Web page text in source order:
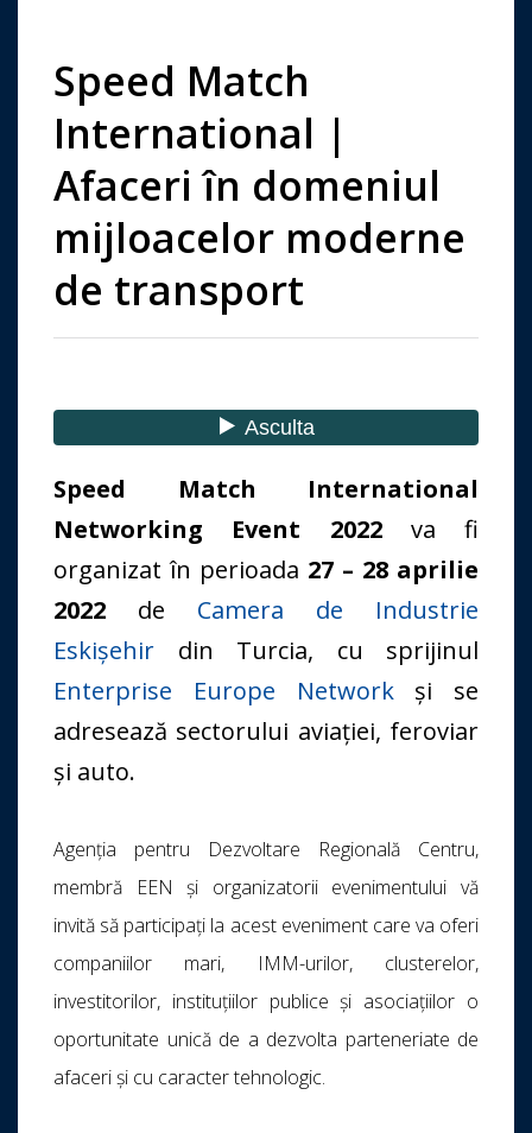
Speed Match
International |
Afaceri în domeniul
mijloacelor moderne
de transport
Speed ​​Match International
Networking Event 2022va fi
organizat în perioada 27 – 28 aprilie
2022 de Camera de Industrie
Eskişehir din Turcia, cu sprijinul
Enterprise Europe Networkși se
adresează sectorului aviației, feroviar
și auto.
Agenția pentru Dezvoltare Regională Centru,
membră EEN și organizatorii evenimentului vă
invită să participați la acest eveniment care va oferi
companiilor mari, IMM-urilor, clusterelor,
investitorilor, instituțiilor publice și asociațiilor o
oportunitate unică de a dezvolta parteneriate de
afaceri și cu caracter tehnologic.